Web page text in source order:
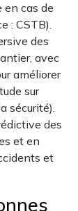
cas de
: CSTB).
des
avec
améliorer
sur
sécurité).
des
et en
et